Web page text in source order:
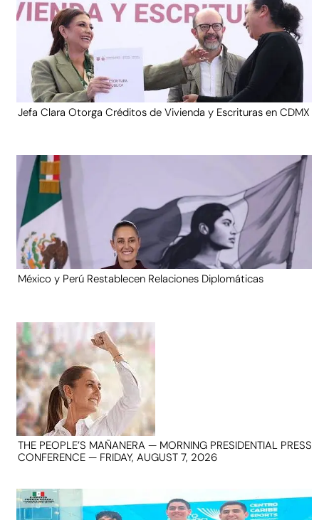
Jefa Clara Otorga Créditos de Vivienda y Escrituras en CDMX
México y Perú Restablecen Relaciones Diplomáticas
THE PEOPLE’S MAÑANERA — MORNING PRESIDENTIAL PRESS
CONFERENCE — FRIDAY, AUGUST 7, 2026